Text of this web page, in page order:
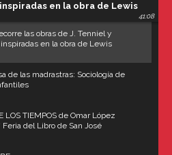
en la obra de Lewis
41:08
las obras de J. Tenniel y
en la obra de Lewis
de las madrastras: Sociología de
LOS TIEMPOS de Omar López
Feria del Libro de San José